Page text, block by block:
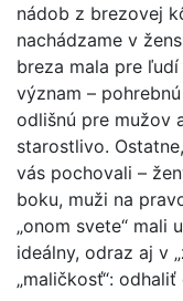
nádob z brezovej
nachádzame v
breza mala pre
význam –
odlišnú pre mužov
starostlivo.
vás pochovali –
boku, muži na
„onom svete“ mali
ideálny, odraz aj v
„maličkosť“: